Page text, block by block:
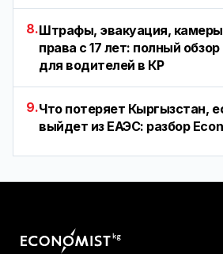
8.Штрафы, эвакуация,
права с 17 лет: полный
для водителей в КР
9.Что потеряет Кыргызстан,
выйдет из ЕАЭС: разбор